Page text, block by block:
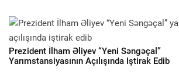
Prezident İlham Əliyev “Yeni Səngəçal”
Yarımstansiyasının Açılışında Iştirak Edib